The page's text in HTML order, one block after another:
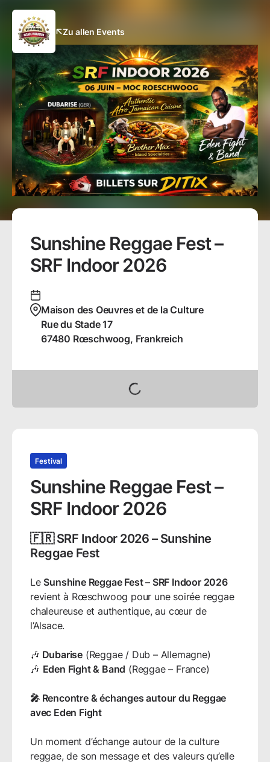
Zu allen Events
Festival
Sunshine Reggae Fest –
SRF Indoor 2026
🇫🇷 SRF Indoor 2026 – Sunshine
Reggae Fest
Le Sunshine Reggae Fest – SRF Indoor 2026
revient à Rœschwoog pour une soirée reggae
chaleureuse et authentique, au cœur de
l’Alsace.
🎶 Dubarise (Reggae / Dub – Allemagne)
🎶 Eden Fight & Band (Reggae – France)
🎤 Rencontre & échanges autour du Reggae
avec Eden Fight
Un moment d’échange autour de la culture
reggae, de son message et des valeurs qu’elle
Sunshine Reggae Fest –
SRF Indoor 2026
Maison des Oeuvres et de la Culture
Rue du Stade17
67480 Rœschwoog, Frankreich
Tickets buchen